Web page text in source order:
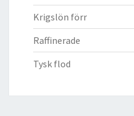
Krigslön förr
Raffinerade
Tysk flod